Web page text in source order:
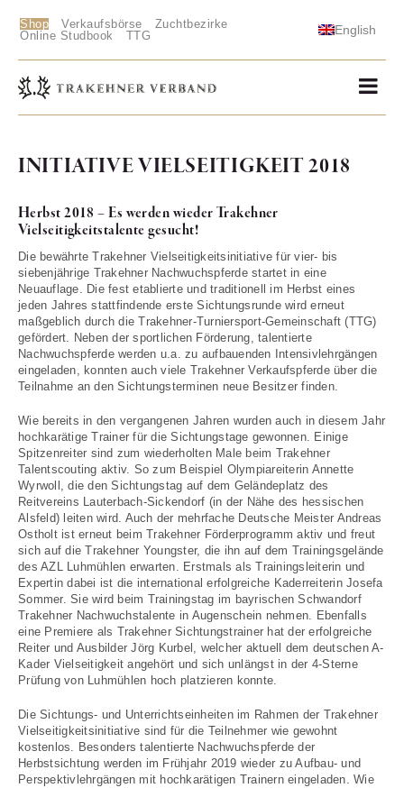
Shop Verkaufsbörse
Zuchtbezirke
Online Studbook
TTG English
INITIATIVE VIELSEITIGKEIT 2018
Herbst 2018 – Es werden wieder Trakehner
Vielseitigkeitstalente gesucht!
Die bewährte Trakehner Vielseitigkeitsinitiative für vier- bis
siebenjährige Trakehner Nachwuchspferde startet in eine
Neuauflage. Die fest etablierte und traditionell im Herbst eines
jeden Jahres stattfindende erste Sichtungsrunde wird erneut
maßgeblich durch die Trakehner-Turniersport-Gemeinschaft (TTG)
gefördert. Neben der sportlichen Förderung, talentierte
Nachwuchspferde werden u.a. zu aufbauenden Intensivlehrgängen
eingeladen, konnten auch viele Trakehner Verkaufspferde über die
Teilnahme an den Sichtungsterminen neue Besitzer finden.
Wie bereits in den vergangenen Jahren wurden auch in diesem Jahr
hochkarätige Trainer für die Sichtungstage gewonnen. Einige
Spitzenreiter sind zum wiederholten Male beim Trakehner
Talentscouting aktiv. So zum Beispiel Olympiareiterin Annette
Wyrwoll, die den Sichtungstag auf dem Geländeplatz des
Reitvereins Lauterbach-Sickendorf (in der Nähe des hessischen
Alsfeld) leiten wird. Auch der mehrfache Deutsche Meister Andreas
Ostholt ist erneut beim Trakehner Förderprogramm aktiv und freut
sich auf die Trakehner Youngster, die ihn auf dem Trainingsgelände
des AZL Luhmühlen erwarten. Erstmals als Trainingsleiterin und
Expertin dabei ist die international erfolgreiche Kaderreiterin Josefa
Sommer. Sie wird beim Trainingstag im bayrischen Schwandorf
Trakehner Nachwuchstalente in Augenschein nehmen. Ebenfalls
eine Premiere als Trakehner Sichtungstrainer hat der erfolgreiche
Reiter und Ausbilder Jörg Kurbel, welcher aktuell dem deutschen A-
Kader Vielseitigkeit angehört und sich unlängst in der 4-Sterne
Prüfung von Luhmühlen hoch platzieren konnte.
Die Sichtungs- und Unterrichtseinheiten im Rahmen der Trakehner
Vielseitigkeitsinitiative sind für die Teilnehmer wie gewohnt
kostenlos. Besonders talentierte Nachwuchspferde der
Herbstsichtung werden im Frühjahr 2019 wieder zu Aufbau- und
Perspektivlehrgängen mit hochkarätigen Trainern eingeladen. Wie